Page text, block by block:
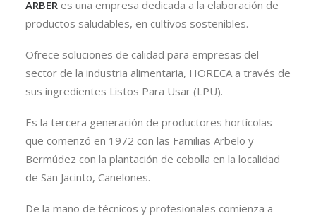
ARBER es una empresa dedicada a la elaboración de
productos saludables, en cultivos sostenibles.
Ofrece soluciones de calidad para empresas del
sector de la industria alimentaria, HORECA a través de
sus ingredientes Listos Para Usar (LPU).
Es la tercera generación de productores hortícolas
que comenzó en 1972 con las Familias Arbelo y
Bermúdez con la plantación de cebolla en la localidad
de San Jacinto, Canelones.
De la mano de técnicos y profesionales comienza a